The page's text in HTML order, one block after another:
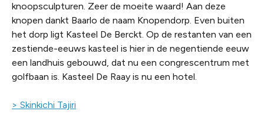
knoopsculpturen. Zeer de moeite waard! Aan deze
knopen dankt Baarlo de naam Knopendorp. Even buiten
het dorp ligt Kasteel De Berckt. Op de restanten van een
zestiende-eeuws kasteel is hier in de negentiende eeuw
een landhuis gebouwd, dat nu een congrescentrum met
golfbaan is. Kasteel De Raay is nu een hotel.
> Skinkichi Tajiri